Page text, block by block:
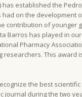
has established the
on the development
contribution of younger
Barros has played in
Pharmacy
This award
the best
journal during the two